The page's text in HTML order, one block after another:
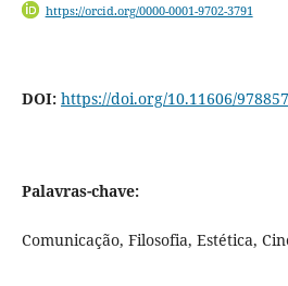
https://orcid.org/0000-0001-9702-3791
DOI: https://doi.org/10.11606/
Palavras-chave:
Comunicação, Filosofia, Estética,